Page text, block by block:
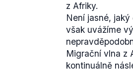
žádný krok,
Dlekvót
osob z
z Afriky.
Není jasné,
však uvážíme
Migrační vlna z
kontinuálně